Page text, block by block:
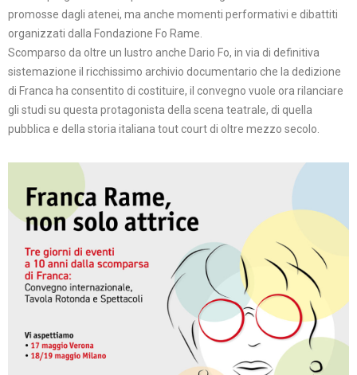
promosse dagli atenei, ma anche momenti performativi e dibattiti
organizzati dalla Fondazione Fo Rame.
Scomparso da oltre un lustro anche Dario Fo, in via di definitiva
sistemazione il ricchissimo archivio documentario che la dedizione
di Franca ha consentito di costituire, il convegno vuole ora rilanciare
gli studi su questa protagonista della scena teatrale, di quella
pubblica e della storia italiana tout court di oltre mezzo secolo.